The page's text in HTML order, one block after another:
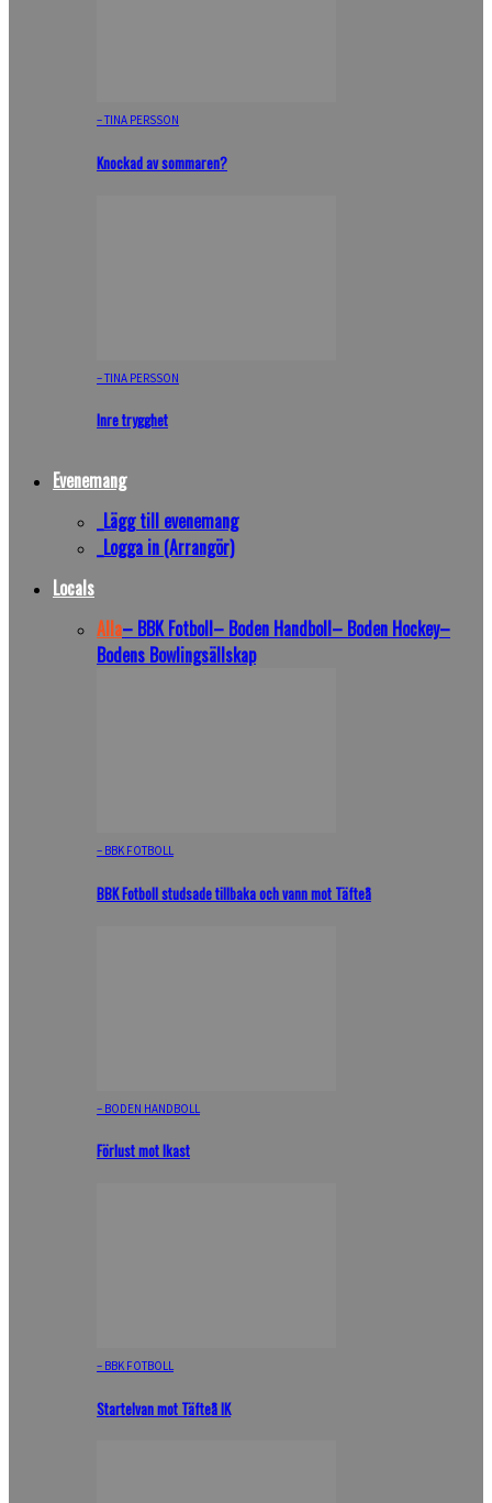
– TINA PERSSON
Knockad av sommaren?
– TINA PERSSON
Inre trygghet
Evenemang
_Lägg till evenemang
_Logga in (Arrangör)
Locals
Alla– BBK Fotboll– Boden Handboll– Boden Hockey–
Bodens Bowlingsällskap
– BBK FOTBOLL
BBK Fotboll studsade tillbaka och vann mot Täfteå
– BODEN HANDBOLL
Förlust mot Ikast
– BBK FOTBOLL
Startelvan mot Täfteå IK